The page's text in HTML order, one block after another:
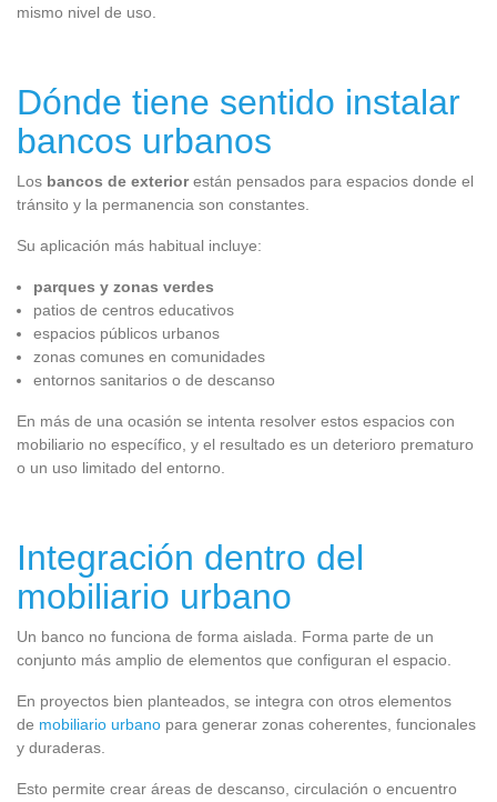
mismo nivel de uso.
Dónde tiene sentido instalar
bancos urbanos
Los bancos de exteriorestán pensados para espacios donde el
tránsito y la permanencia son constantes.
Su aplicación más habitual incluye:
parques y zonas verdes
patios de centros educativos
espacios públicos urbanos
zonas comunes en comunidades
entornos sanitarios o de descanso
En más de una ocasión se intenta resolver estos espacios con
mobiliario no específico, y el resultado es un deterioro prematuro
o un uso limitado del entorno.
Integración dentro del
mobiliario urbano
Un banco no funciona de forma aislada. Forma parte de un
conjunto más amplio de elementos que configuran el espacio.
En proyectos bien planteados, se integra con otros elementos
de mobiliario urbano para generar zonas coherentes, funcionales
y duraderas.
Esto permite crear áreas de descanso, circulación o encuentro